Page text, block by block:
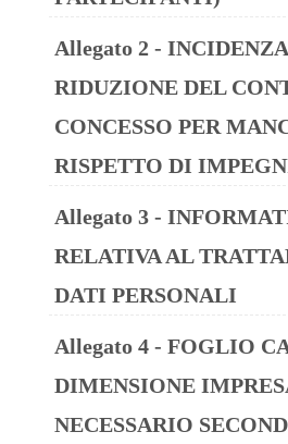
Allegato 2 -
RIDUZIONE DEL
CONCESSO PER
RISPETTO DI
Allegato 3 -
RELATIVA AL
DATI PERSONALI
Allegato 4 - FOGLIO
DIMENSIONE
NECESSARIO